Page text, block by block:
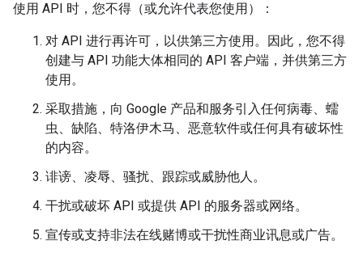
使用 API 时，您不得（或允许代表您使用）：
对 API 进行再许可，以供第三方使用。因此，您不得
创建与 API 功能大体相同的 API 客户端，并供第三方
使用。
采取措施，向 Google 产品和服务引入任何病毒、蠕
虫、缺陷、特洛伊木马、恶意软件或任何具有破坏性
的内容。
诽谤、凌辱、骚扰、跟踪或威胁他人。
干扰或破坏 API 或提供 API 的服务器或网络。
宣传或支持非法在线赌博或干扰性商业讯息或广告。